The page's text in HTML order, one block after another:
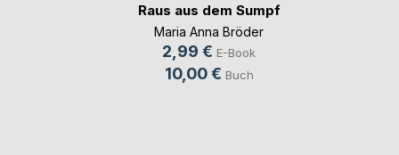
Raus aus dem Sumpf
Maria Anna Bröder
2,99 € E-Book
10,00 € Buch